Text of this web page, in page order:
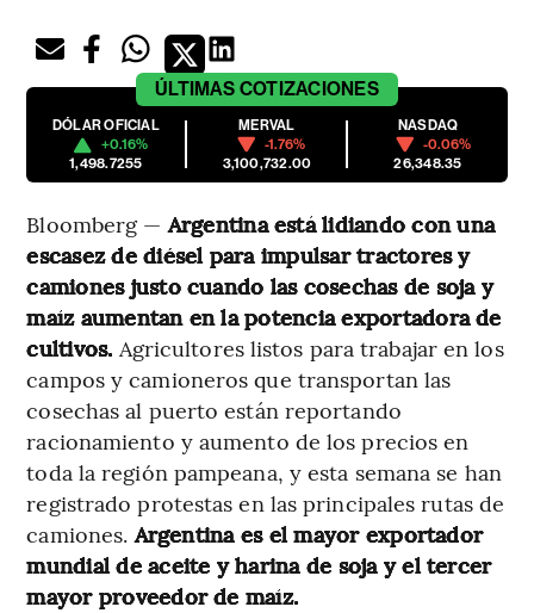
ÚLTIMAS COTIZACIONES
DÓLAR OFICIAL
+0.16%
1,498.7255
MERVAL
-1.76%
3,100,732.00
NASDAQ
-0.06%
26,348.35
Bloomberg —Argentina está lidiando con una
escasez de diésel para impulsar tractores y
camiones justo cuando las cosechas de soja y
maíz aumentan en la potencia exportadora de
cultivos. Agricultores listos para trabajar en los
campos y camioneros que transportan las
cosechas al puerto están reportando
racionamiento y aumento de los precios en
toda la región pampeana, y esta semana se han
registrado protestas en las principales rutas de
camiones. Argentina es el mayor exportador
mundial de aceite y harina de soja y el tercer
mayor proveedor de maíz.